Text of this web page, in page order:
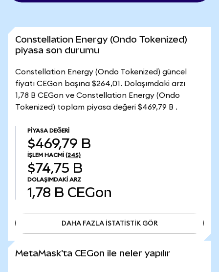
Constellation Energy (Ondo Tokenized)
piyasa son durumu
Constellation Energy (Ondo Tokenized) güncel
fiyatı CEGon başına $264,01. Dolaşımdaki arzı
1,78 B CEGon ve Constellation Energy (Ondo
Tokenized) toplam piyasa değeri $469,79 B .
PIYASA DEĞERI
$469,79 B
İŞLEM HACMI (24S)
$74,75 B
DOLAŞIMDAKI ARZ
1,78 B CEGon
DAHA FAZLA İSTATİSTİK GÖR
MetaMask'ta CEGon ile neler yapılır